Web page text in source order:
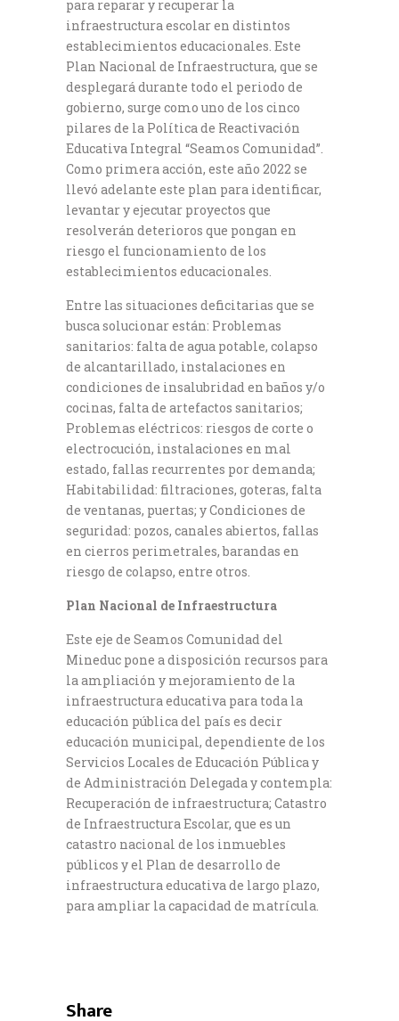
para reparar y recuperar la
infraestructura escolar en distintos
establecimientos educacionales. Este
Plan Nacional de Infraestructura, que se
desplegará durante todo el periodo de
gobierno, surge como uno de los cinco
pilares de la Política de Reactivación
Educativa Integral “Seamos Comunidad”.
Como primera acción, este año 2022 se
llevó adelante este plan para identificar,
levantar y ejecutar proyectos que
resolverán deterioros que pongan en
riesgo el funcionamiento de los
establecimientos educacionales.
Entre las situaciones deficitarias que se
busca solucionar están: Problemas
sanitarios: falta de agua potable, colapso
de alcantarillado, instalaciones en
condiciones de insalubridad en baños y/o
cocinas, falta de artefactos sanitarios;
Problemas eléctricos: riesgos de corte o
electrocución, instalaciones en mal
estado, fallas recurrentes por demanda;
Habitabilidad: filtraciones, goteras, falta
de ventanas, puertas; y Condiciones de
seguridad: pozos, canales abiertos, fallas
en cierros perimetrales, barandas en
riesgo de colapso, entre otros.
Plan Nacional de Infraestructura
Este eje de Seamos Comunidad del
Mineduc pone a disposición recursos para
la ampliación y mejoramiento de la
infraestructura educativa para toda la
educación pública del país es decir
educación municipal, dependiente de los
Servicios Locales de Educación Pública y
de Administración Delegada y contempla:
Recuperación de infraestructura; Catastro
de Infraestructura Escolar, que es un
catastro nacional de los inmuebles
públicos y el Plan de desarrollo de
infraestructura educativa de largo plazo,
para ampliar la capacidad de matrícula.
Share